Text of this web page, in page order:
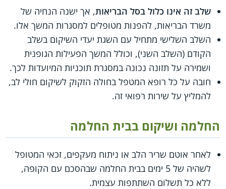
שלב זה אינו כלול בסל הבריאות, אך ישנה הנחיה של
משרד הבריאות, להפנות מטופלים למסגרות המשך אלו.
השלב השלישי מתחיל עם השגת יעדי השיקום בשלב
הקודם (השלב השני), וכולל המשך הפעילות הגופנית
ושמירה על תזונה נכונה במסגרת תוכניות המיועדות לכך.
חובה על כל רופא המטפל בחולה הזקוק לשיקום חולי לב,
להמליץ על שירות רפואי זה.
החלמה ושיקום בבית החלמה
לאחר אוטם שריר הלב או ניתוח מעקפים, זכאי המטופל
לשהיה של 5 ימים בבית החלמה שבהסכם עם הקופה,
ללא כל תשלום השתתפות עצמית.